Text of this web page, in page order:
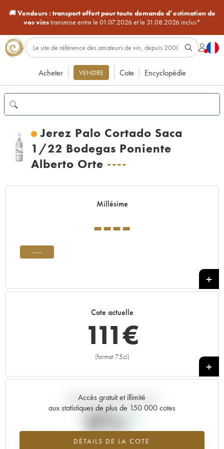
🚚Vendeurs : transport offert pour toute demande d’estimation de
vos vinstransmise entre le 01.07.2026 et le 31.08.2026 inclus*
Acheter VENDRE Cote Encyclopédie
Jerez Palo Cortado Saca
1/22 Bodegas Poniente
Alberto Orte ----
Millésime
----
----
Cote actuelle
111€
(format 75cl)
+
Accès gratuit et illimité
aux statistiques de plus de 150 000 cotes
DÉTAILS DE LA COTE
Tendance actuelle de la cote
0%
Tendance à la hausse du millésime ---- en 2026 par rapport à 2025